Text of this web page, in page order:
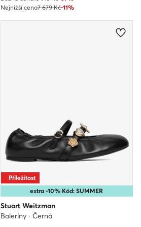
Nejnižší cena7 679 Kč-11%
extra -10% Kód: SUMMER
Příležitost
Stuart Weitzman
Baleríny · Černá